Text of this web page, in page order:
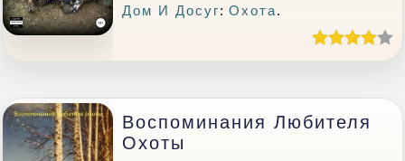
Дом И Досуг:Охота.
Воспоминания Любителя
Охоты